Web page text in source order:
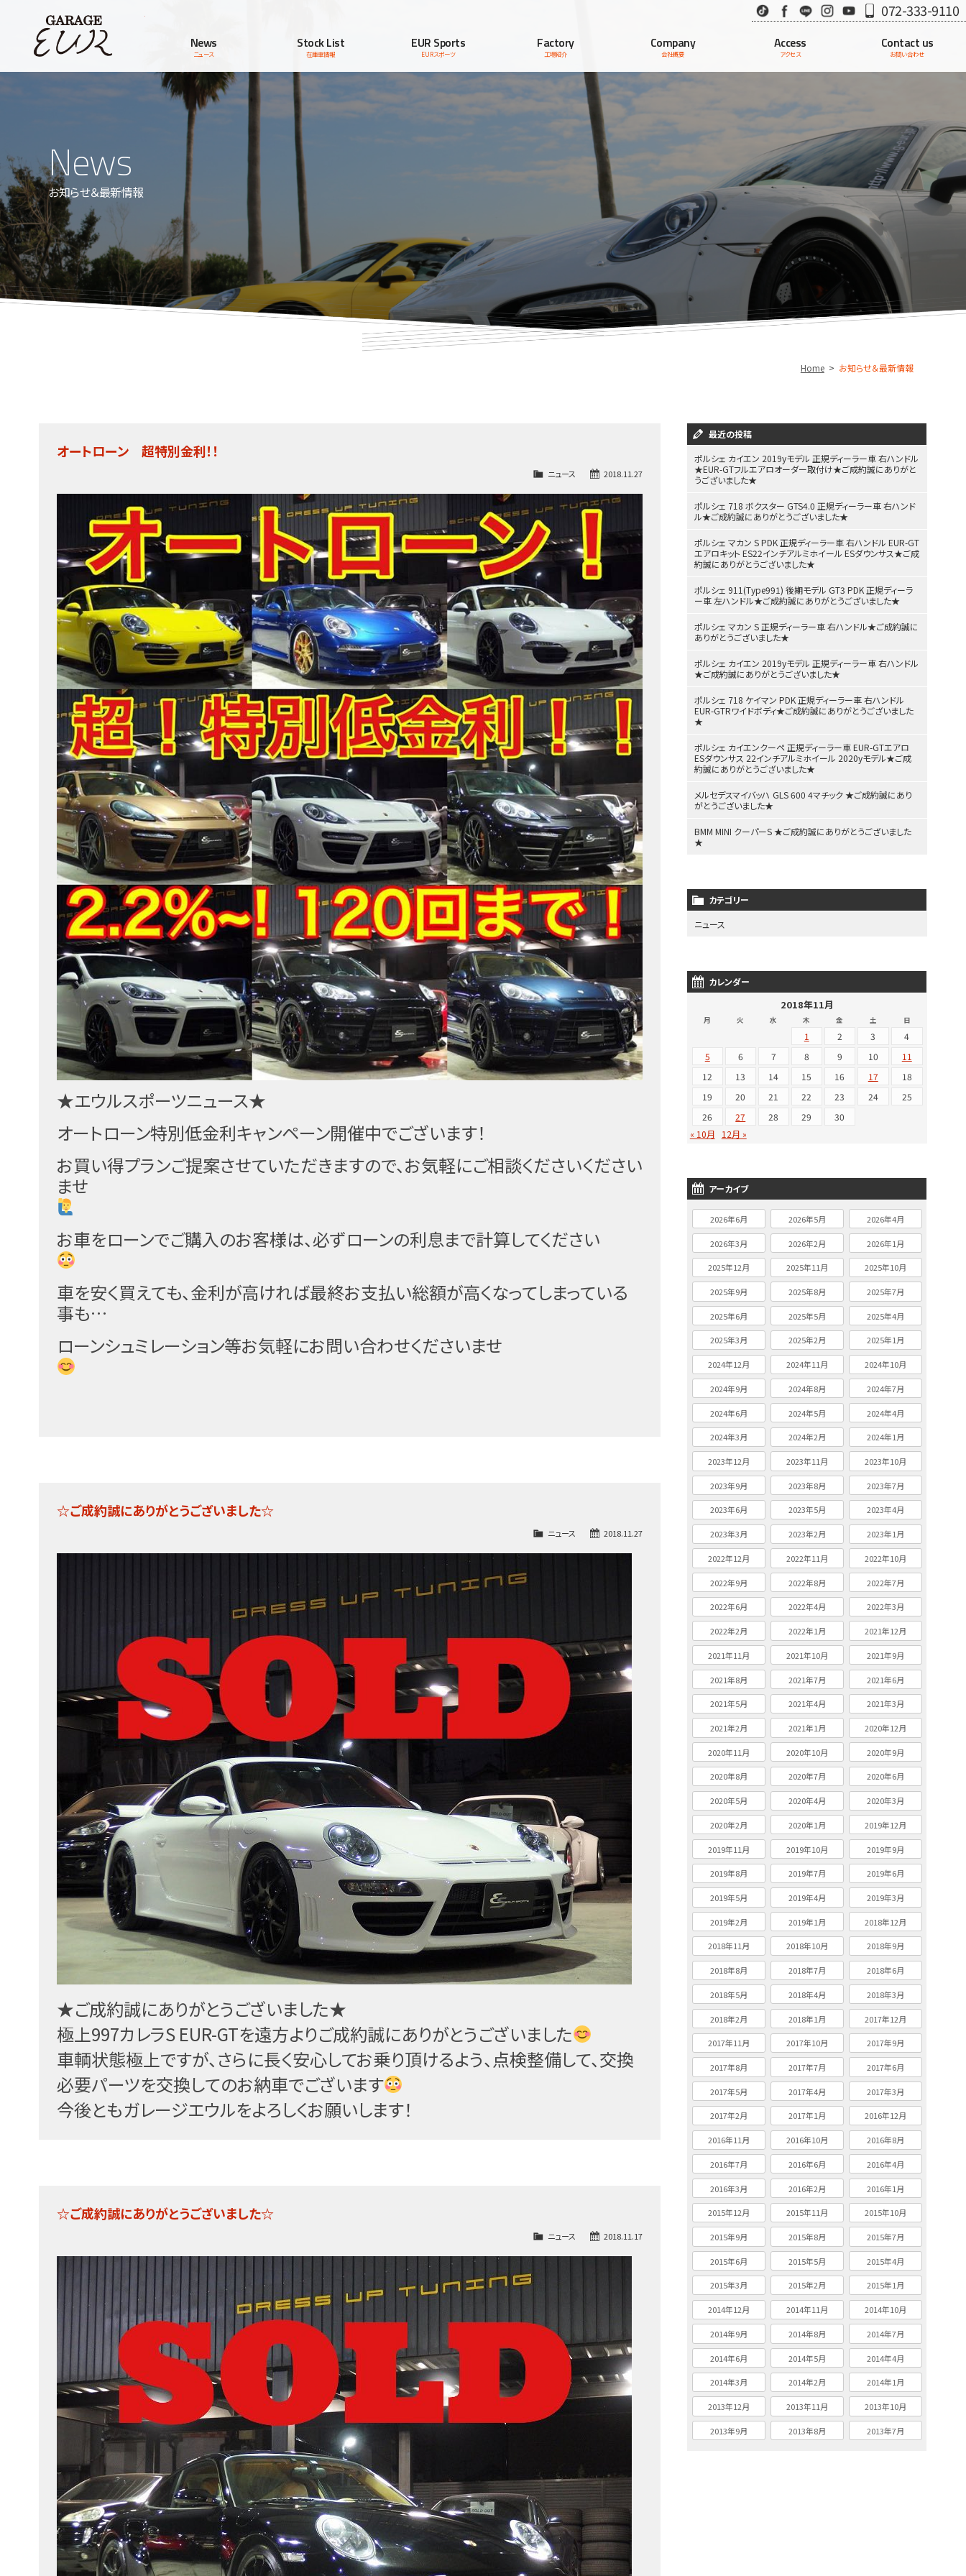
TikTok Facebook
LINE InstagramYoutube072-333-9110
News
ニュース
Stock List
在庫車情報
EUR Sports
EURスポーツ
Factory
工場紹介
Company
会社概要
Access
アクセス
Contact us
お問い合わせ
News
お知らせ＆最新情報
Home お知らせ＆最新情報
オートローン 超特別金利！！
2018.11.27
ニュース
★エウルスポーツニュース★
オートローン特別低金利キャンペーン開催中でございます！
お買い得プランご提案させていただきますので、お気軽にご相談くださいください
ませ
お車をローンでご購入のお客様は、必ずローンの利息まで計算してください
車を安く買えても、金利が高ければ最終お支払い総額が高くなってしまっている
事も…
ローンシュミレーション等お気軽にお問い合わせくださいませ
☆ご成約誠にありがとうございました☆
2018.11.27
ニュース
★ご成約誠にありがとうございました★
極上997カレラS EUR-GTを遠方よりご成約誠にありがとうございました
車輌状態極上ですが、さらに長く安心してお乗り頂けるよう、点検整備して、交換
必要パーツを交換してのお納車でございます
今後ともガレージエウルをよろしくお願いします！
☆ご成約誠にありがとうございました☆
2018.11.17
ニュース
最近の投稿
ポルシェ カイエン 2019yモデル 正規ディーラー車 右ハンドル
★EUR-GTフルエアロオーダー取付け★ご成約誠にありがと
うございました★
ポルシェ 718 ボクスター GTS4.0 正規ディーラー車 右ハンド
ル★ご成約誠にありがとうございました★
ポルシェ マカン S PDK 正規ディーラー車 右ハンドル EUR-GT
エアロキット ES22インチアルミホイール ESダウンサス★ご成
約誠にありがとうございました★
ポルシェ 911(Type991) 後期モデル GT3 PDK 正規ディーラ
ー車 左ハンドル★ご成約誠にありがとうございました★
ポルシェ マカン S 正規ディーラー車 右ハンドル★ご成約誠に
ありがとうございました★
ポルシェ カイエン 2019yモデル 正規ディーラー車 右ハンドル
★ご成約誠にありがとうございました★
ポルシェ 718 ケイマン PDK 正規ディーラー車 右ハンドル
EUR-GTRワイドボディ★ご成約誠にありがとうございました
★
ポルシェ カイエンクーペ 正規ディーラー車 EUR-GTエアロ
ESダウンサス 22インチアルミホイール 2020yモデル★ご成
約誠にありがとうございました★
メルセデスマイバッハ GLS 600 4マチック ★ご成約誠にあり
がとうございました★
BMM MINI クーパーS ★ご成約誠にありがとうございました
★
カテゴリー
ニュース
カレンダー
2018年11月
月 火 水 木 金 土 日
1 2 3
4
5
6 7 8 9 10
11
12
13 14 15 16 17
18
19
20 21 22 23 24
25
26
27 28 29
30
« 10月
12月 »
アーカイブ
2026年6月 2026年5月 2026年4月
2026年3月 2026年2月 2026年1月
2025年12月 2025年11月 2025年10月
2025年9月 2025年8月 2025年7月
2025年6月 2025年5月 2025年4月
2025年3月 2025年2月 2025年1月
2024年12月 2024年11月 2024年10月
2024年9月 2024年8月 2024年7月
2024年6月 2024年5月 2024年4月
2024年3月 2024年2月 2024年1月
2023年12月 2023年11月 2023年10月
2023年9月 2023年8月 2023年7月
2023年6月 2023年5月 2023年4月
2023年3月 2023年2月 2023年1月
2022年12月 2022年11月 2022年10月
2022年9月 2022年8月 2022年7月
2022年6月 2022年4月 2022年3月
2022年2月 2022年1月 2021年12月
2021年11月 2021年10月 2021年9月
2021年8月 2021年7月 2021年6月
2021年5月 2021年4月 2021年3月
2021年2月 2021年1月 2020年12月
2020年11月 2020年10月 2020年9月
2020年8月 2020年7月 2020年6月
2020年5月 2020年4月 2020年3月
2020年2月 2020年1月 2019年12月
2019年11月 2019年10月 2019年9月
2019年8月 2019年7月 2019年6月
2019年5月 2019年4月 2019年3月
2019年2月 2019年1月 2018年12月
2018年11月 2018年10月 2018年9月
2018年8月 2018年7月 2018年6月
2018年5月 2018年4月 2018年3月
2018年2月 2018年1月 2017年12月
2017年11月 2017年10月 2017年9月
2017年8月 2017年7月 2017年6月
2017年5月 2017年4月 2017年3月
2017年2月 2017年1月 2016年12月
2016年11月 2016年10月 2016年8月
2016年7月 2016年6月 2016年4月
2016年3月 2016年2月 2016年1月
2015年12月 2015年11月 2015年10月
2015年9月 2015年8月 2015年7月
2015年6月 2015年5月 2015年4月
2015年3月 2015年2月 2015年1月
2014年12月 2014年11月 2014年10月
2014年9月 2014年8月 2014年7月
2014年6月 2014年5月 2014年4月
2014年3月 2014年2月 2014年1月
2013年12月 2013年11月 2013年10月
2013年9月 2013年8月 2013年7月